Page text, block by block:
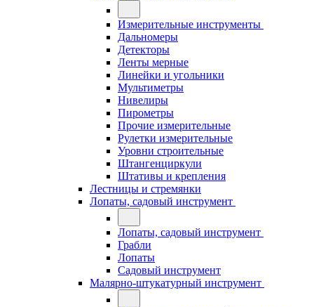
Измерительные инструменты
Дальномеры
Детекторы
Ленты мерные
Линейки и угольники
Мультиметры
Нивелиры
Пирометры
Прочие измерительные
Рулетки измерительные
Уровни строительные
Штангенциркули
Штативы и крепления
Лестницы и стремянки
Лопаты, садовый инструмент
Лопаты, садовый инструмент
Грабли
Лопаты
Садовый инструмент
Малярно-штукатурный инструмент